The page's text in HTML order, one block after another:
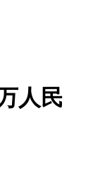
人民